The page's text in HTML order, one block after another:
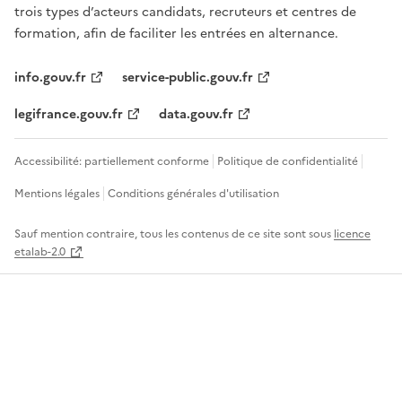
trois types d’acteurs candidats, recruteurs et centres de
formation, afin de faciliter les entrées en alternance.
info.gouv.fr service-public.gouv.fr
legifrance.gouv.fr data.gouv.fr
Accessibilité: partiellement conforme Politique de confidentialité
Mentions légales Conditions générales d'utilisation
Sauf mention contraire, tous les contenus de ce site sont sous licence
etalab-2.0